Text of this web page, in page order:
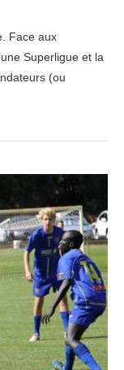
Face aux
Superligue et la
(ou